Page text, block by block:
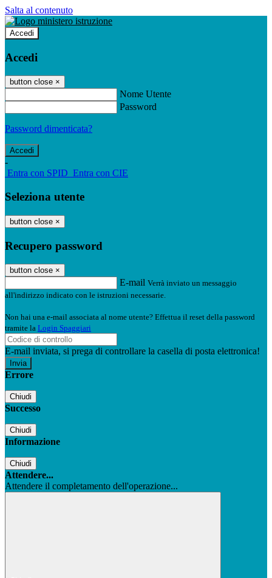
Salta al contenuto
Accedi
Accedi
button close ×
Nome Utente
Password
Password dimenticata?
-
Entra con SPID Entra con CIE
Seleziona utente
button close ×
Recupero password
button close ×
E-mail Verrà inviato un messaggio
all'indirizzo indicato con le istruzioni necessarie.
Non hai una e-mail associata al nome utente? Effettua il reset della password
tramite la Login Spaggiari
E-mail inviata, si prega di controllare la casella di posta elettronica!
Errore
Chiudi
Successo
Chiudi
Informazione
Chiudi
Attendere...
Attendere il completamento dell'operazione...